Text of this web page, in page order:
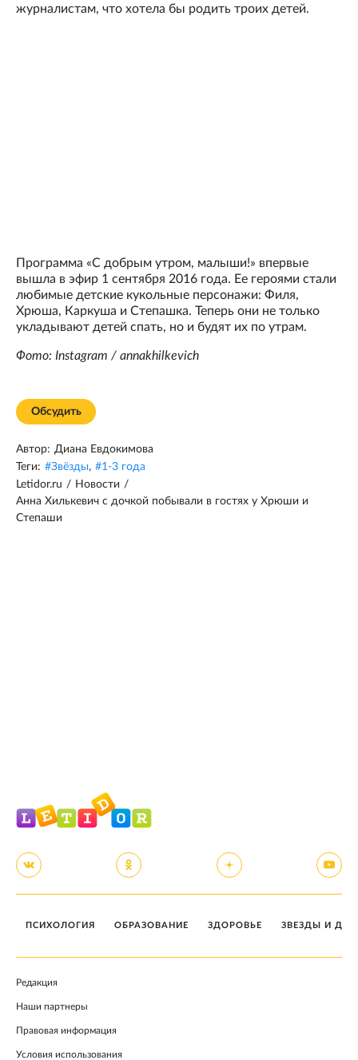
журналистам, что хотела бы родить троих детей.
Программа «С добрым утром, малыши!» впервые
вышла в эфир 1 сентября 2016 года. Ее героями стали
любимые детские кукольные персонажи: Филя,
Хрюша, Каркуша и Степашка. Теперь они не только
укладывают детей спать, но и будят их по утрам.
Фото: Instagram / annakhilkevich
Обсудить
Автор: Диана Евдокимова
Теги: #Звёзды, #1-3 года
Letidor.ru / Новости /
Анна Хилькевич с дочкой побывали в гостях у Хрюши и
Степаши
ПСИХОЛОГИЯ ОБРАЗОВАНИЕ ЗДОРОВЬЕ ЗВЕЗДЫ И
Редакция
Наши партнеры
Правовая информация
Условия использования